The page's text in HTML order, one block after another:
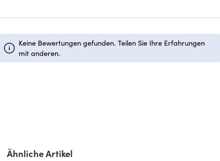
Keine Bewertungen gefunden. Teilen Sie Ihre Erfahrungen
mit anderen.
Produktgalerie überspringen
Ähnliche Artikel